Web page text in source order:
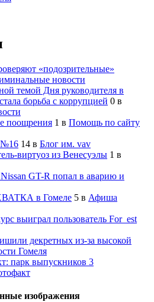
«подозрительные»
новости
темой Дня руководителя в
борьба с коррупцией 0 в
поощрения 1 в Помощь по сайту
№16 14 в Блог им. vav
виртуоз из Венесуэлы 1 в
GT-R попал в аварию и
в Гомеле 5 в Афиша
выиграл пользователь For_est
декретных из-за высокой
Гомеля
парк выпускников 3
изображения